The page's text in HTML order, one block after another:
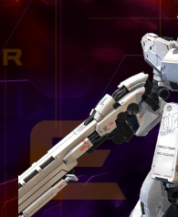
BUTTON
ゲームパッドボタ
TWITTER
ツイッター
YOUTUBE
ユーチューブ